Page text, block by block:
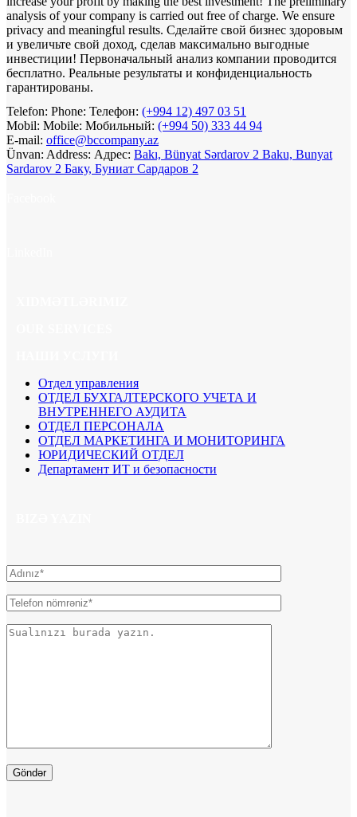
analysis of your company is carried out free of charge. We ensure
privacy and meaningful results. Сделайте свой бизнес здоровым
и увеличьте свой доход, сделав максимально выгодные
инвестиции! Первоначальный анализ компании проводится
бесплатно. Реальные результаты и конфиденциальность
гарантированы.
Telefon: Phone: Телефон: (+994 12) 497 03 51
Mobil: Mobile: Мобильный: (+994 50) 333 44 94
E-mail: office@bccompany.az
Ünvan: Address: Адрес: Bakı, Bünyat Sərdarov 2 Baku, Bunyat
Sardarov 2 Баку, Буниат Сардаров 2
Отдел управления
ОТДЕЛ БУХГАЛТЕРСКОГО УЧЕТА И
ВНУТРЕННЕГО АУДИТА
ОТДЕЛ ПЕРСОНАЛА
ОТДЕЛ МАРКЕТИНГА И МОНИТОРИНГА
ЮРИДИЧЕСКИЙ ОТДЕЛ
Департамент ИТ и безопасности